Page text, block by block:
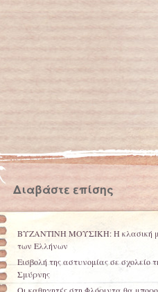
Διαβάστε επίσης
ΒΥΖΑΝΤΙΝΗ ΜΟΥΣΙΚΗ: Η κλασική
των Ελλήνων
Εισβολή της αστυνομίας σε σχολείο
Σμύρνης